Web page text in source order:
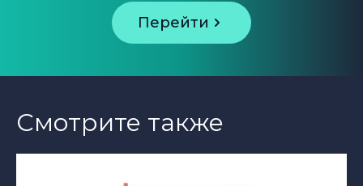
Перейти
Смотрите также